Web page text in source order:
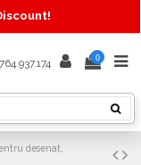
0
desenat,